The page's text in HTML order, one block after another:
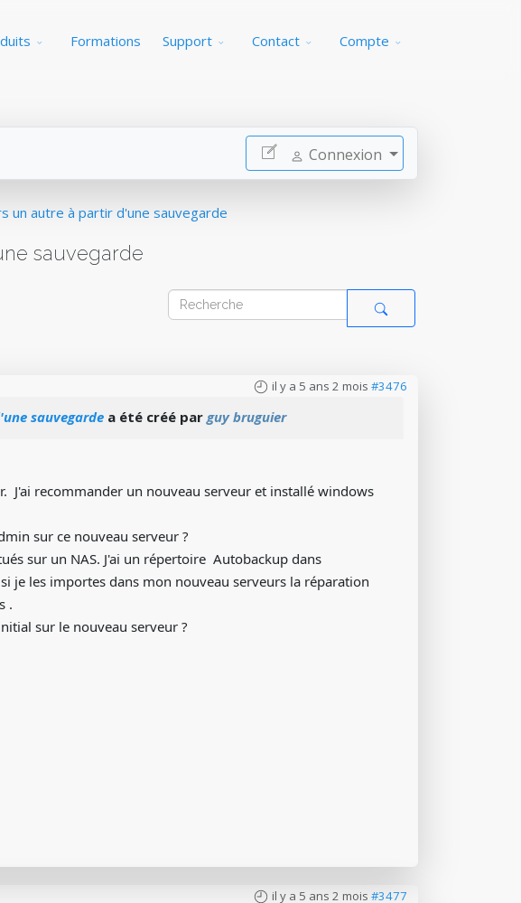
Formations Support Contact Compte
Connexion
un autre à partir d'une sauvegarde
sauvegarde
il y a 5 ans 2 mois #3476
sauvegarde a été créé parguy bruguier
J'ai recommander un nouveau serveur et installé windows
sur ce nouveau serveur ?
sur un NAS. J'ai un répertoire Autobackup dans
je les importes dans mon nouveau serveurs la réparation
.
sur le nouveau serveur ?
il y a 5 ans 2 mois #3477